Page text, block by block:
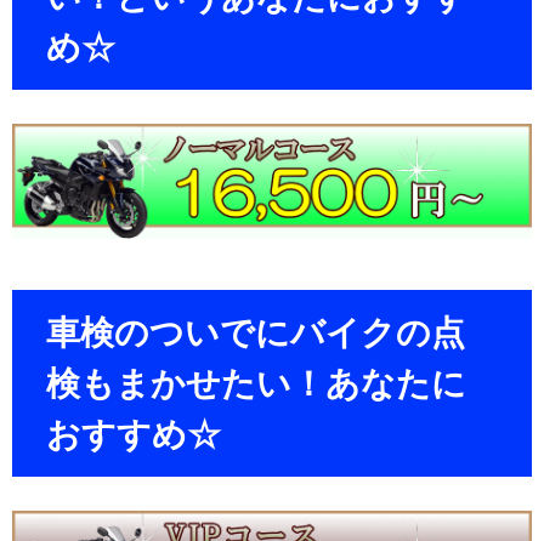
め☆
車検のついでにバイクの点
検もまかせたい！あなたに
おすすめ☆